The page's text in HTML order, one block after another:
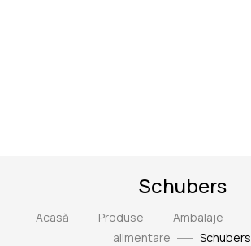
Schubers
Acasă Produse Ambalaje
alimentare
Schubers